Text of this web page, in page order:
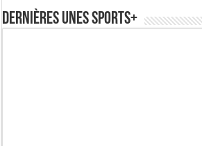
Dernières Unes Sports+